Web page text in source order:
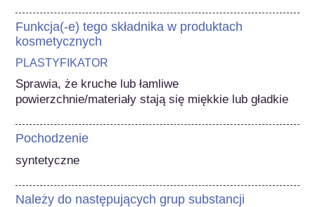
Funkcja(-e) tego składnika w produktach
kosmetycznych
PLASTYFIKATOR
Sprawia, że kruche lub łamliwe
powierzchnie/materiały stają się miękkie lub gładkie
Pochodzenie
syntetyczne
Należy do następujących grup substancji